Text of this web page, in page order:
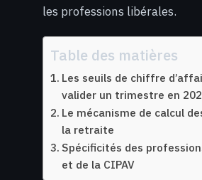
les professions libérales.
Table des matières
Les seuils de chiffre
valider un trimestre en
Le mécanisme de calcul
la retraite
Spécificités des
et de la CIPAV